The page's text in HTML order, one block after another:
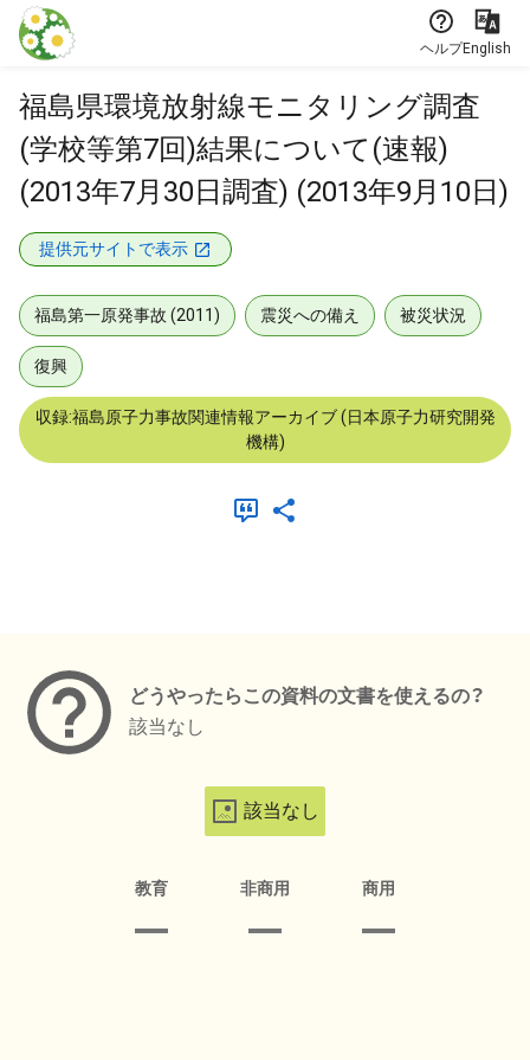
本文に飛ぶ
ヘルプEnglish
福島県環境放射線モニタリング調査
(学校等第7回)結果について(速報)
(2013年7月30日調査) (2013年9月10日)
提供元サイトで表示
福島第一原発事故 (2011) 震災への備え 被災状況
復興
収録:福島原子力事故関連情報アーカイブ (日本原子力研究開発
機構)
どうやったらこの資料の文書を使えるの？
該当なし
該当なし
教育 非商用 商用